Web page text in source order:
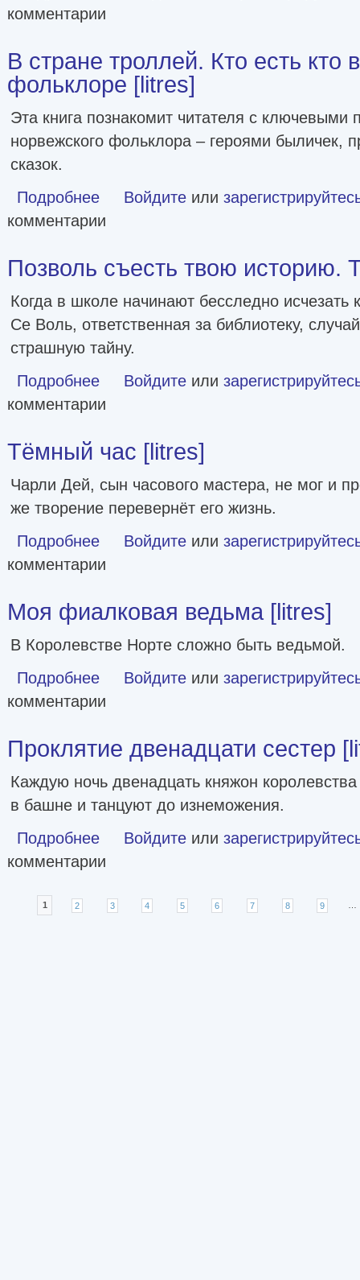
комментарии
В стране троллей. Кто есть кто
фольклоре [litres]
Эта книга познакомит читателя с ключевыми
норвежского фольклора – героями быличек,
сказок.
Подробнее о В стране троллей. Кто есть кто в норвежском
Войдите или
комментарии
Позволь съесть твою историю.
Когда в школе начинают бесследно исчезать
Се Воль, ответственная за библиотеку,
страшную тайну.
Подробнее о Позволь съесть твою историю. Том 1 [litres]
Войдите или
комментарии
Тёмный час [litres]
Чарли Дей, сын часового мастера, не мог и
же творение перевернёт его жизнь.
Подробнее о Тёмный час [litres]
Войдите или
комментарии
Моя фиалковая ведьма [litres]
В Королевстве Норте сложно быть ведьмой.
Подробнее о Моя фиалковая ведьма [litres]
Войдите или
комментарии
Проклятие двенадцати сестер
Каждую ночь двенадцать княжон
в башне и танцуют до изнеможения.
Подробнее о Проклятие двенадцати сестер [litres]
Войдите или
комментарии
Страницы
1 2 3 4 5 6 7 8 9 …